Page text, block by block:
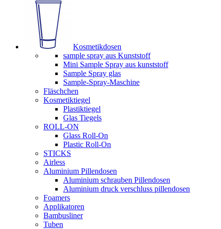
Kosmetikdosen
sample spray aus Kunststoff
Mini Sample Spray aus kunststoff
Sample Spray glas
Sample-Spray-Maschine
Fläschchen
Kosmetiktiegel
Plastiktiegel
Glas Tiegels
ROLL-ON
Glass Roll-On
Plastic Roll-On
STICKS
Airless
Aluminium Pillendosen
Aluminium schrauben Pillendosen
Aluminium druck verschluss pillendosen
Foamers
Applikatoren
Bambusliner
Tuben